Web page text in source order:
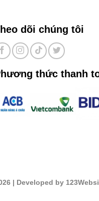
dõi chúng tôi
thức thanh
| Developed by